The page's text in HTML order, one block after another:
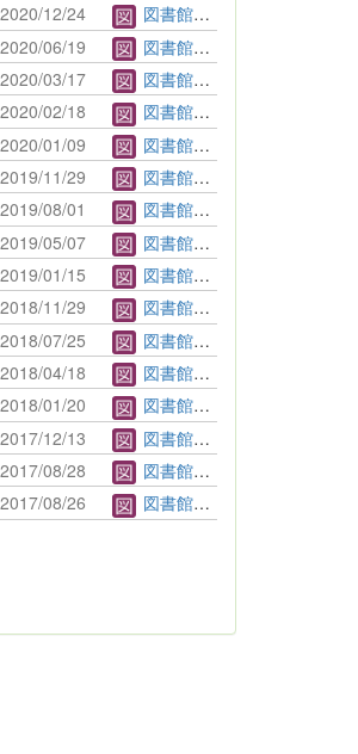
2020/12/24 図書館管理者
2020/06/19 図書館管理者
2020/03/17 図書館管理者
2020/02/18 図書館管理者
2020/01/09 図書館管理者
2019/11/29 図書館管理者
2019/08/01 図書館管理者
2019/05/07 図書館管理者
2019/01/15 図書館管理者
2018/11/29 図書館管理者
2018/07/25 図書館管理者
2018/04/18 図書館管理者
2018/01/20 図書館管理者
2017/12/13 図書館管理者
2017/08/28 図書館管理者
2017/08/26 図書館管理者